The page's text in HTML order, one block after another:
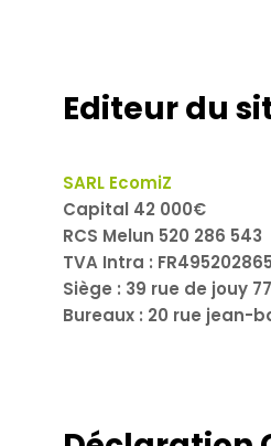
Editeur du
SARL EcomiZ
Capital 42 000€
RCS Melun 520 286 543
TVA Intra :
Siège : 39 rue de jouy
Bureaux : 20 rue jean-